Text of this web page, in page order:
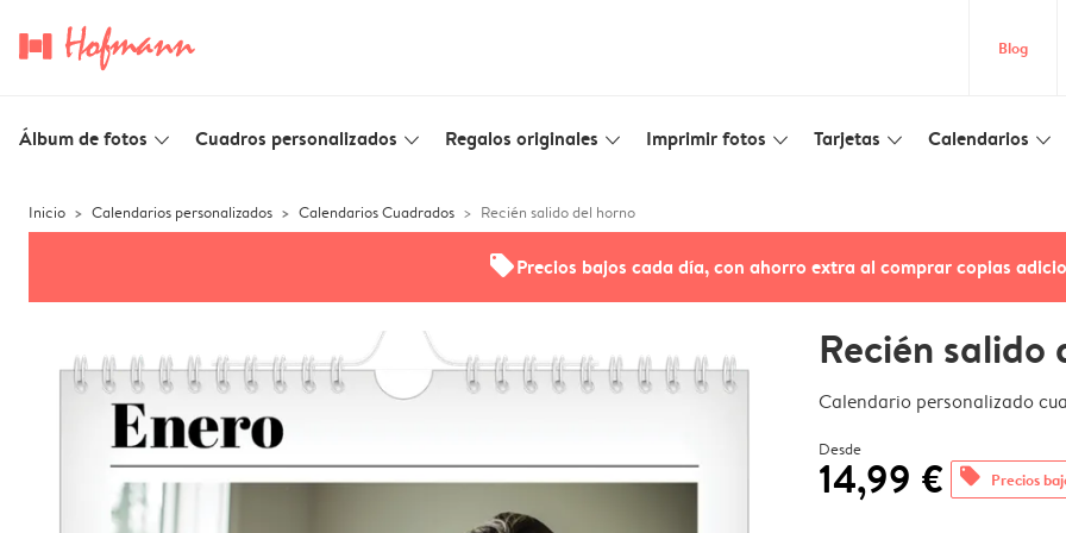
Blog
Álbum de fotos slim_arrow_down Cuadros personalizados slim_arrow_down Regalos originales slim_arrow_down Imprimir fotos slim_arrow_down Tarjetas slim_arrow_down Calendarios slim_arrow_down
Inicio Calendarios personalizados Calendarios Cuadrados Recién salido del horno
offersPrecios bajos cada día, con ahorro extra al comprar copias
Recién salido
Calendario personalizado
Desde
14,99 € offers Precios